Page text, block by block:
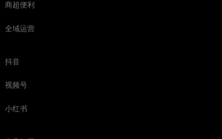
商超便利
全域运营
抖音
视频号
小红书